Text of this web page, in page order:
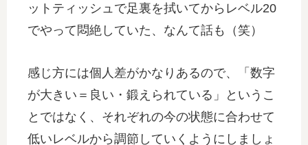
ットティッシュで足裏を拭いてからレベル20
でやって悶絶していた、なんて話も（笑）
感じ方には個人差がかなりあるので、「数字
が大きい＝良い・鍛えられている」というこ
とではなく、それぞれの今の状態に合わせて
低いレベルから調節していくようにしましょ